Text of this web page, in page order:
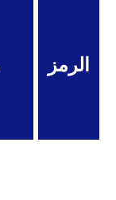
الرمز